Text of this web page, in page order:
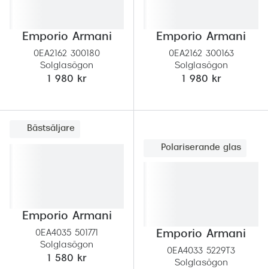
Emporio Armani
0EA2162 300180
Solglasögon
1 980 kr
Emporio Armani
0EA2162 300163
Solglasögon
1 980 kr
Bästsäljare
Emporio Armani
0EA4035 501771
Solglasögon
1 580 kr
Polariserande glas
Emporio Armani
0EA4033 5229T3
Solglasögon